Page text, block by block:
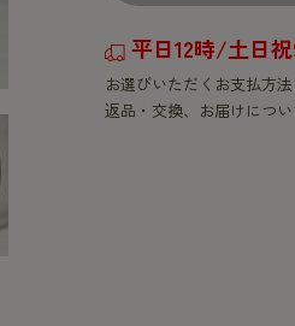
平日12時/土日
お選びいただくお支払方
返品・交換、お届けにつ